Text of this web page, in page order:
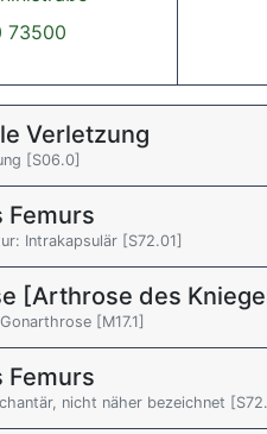
73500
Verletzung
[S06.0]
Femurs
Intrakapsulär [S72.01]
[Arthrose des
[M17.1]
Femurs
nicht näher bezeichnet